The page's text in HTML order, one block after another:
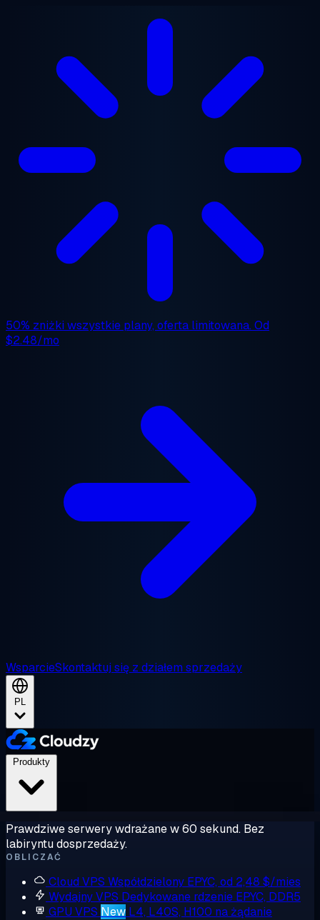
50% zniżki wszystkie plany, oferta limitowana. Od
$2.48/mo
WsparcieSkontaktuj się z działem sprzedaży
PL
Prawdziwe serwery wdrażane w 60 sekund. Bez
labiryntu dosprzedaży.
OBLICZAĆ
Cloud VPS Współdzielony EPYC, od 2,48 $/mies
Wydajny VPS Dedykowane rdzenie EPYC, DDR5
GPU VPS New L4, L40S, H100 na żądanie